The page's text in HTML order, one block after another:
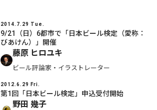
2014.7.29 Tue.
9/21（日）6都市で「日本ビール検定（愛称：
びあけん）」開催
藤原 ヒロユキ
ビール評論家・イラストレーター
2012.6.29 Fri.
第1回「日本ビール検定」申込受付開始
野田 幾子